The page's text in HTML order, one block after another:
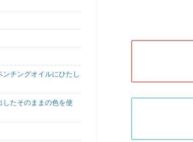
チングオイルにひたし
たそのままの色を使